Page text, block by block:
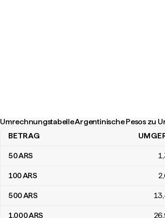
Umrechnungstabelle Argentinische Pesos zu
Umrechnungstabelle Argentinische Pesos zu
BETRAG
50ARS 1
100ARS 2
500ARS 13
1.000ARS 26